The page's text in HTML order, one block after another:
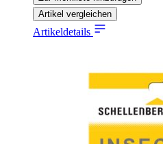
Artikel vergleichen
Artikeldetails